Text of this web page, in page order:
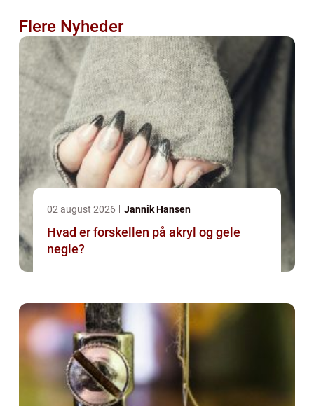
Flere Nyheder
02 august 2026 Jannik Hansen
Hvad er forskellen på akryl og gele
negle?